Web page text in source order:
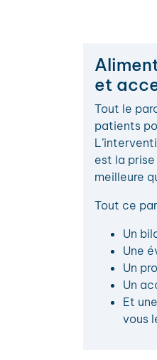
et
Tout le
patients
est la
meilleure
Tout ce
Un
Une
Un
Un
Et
vous